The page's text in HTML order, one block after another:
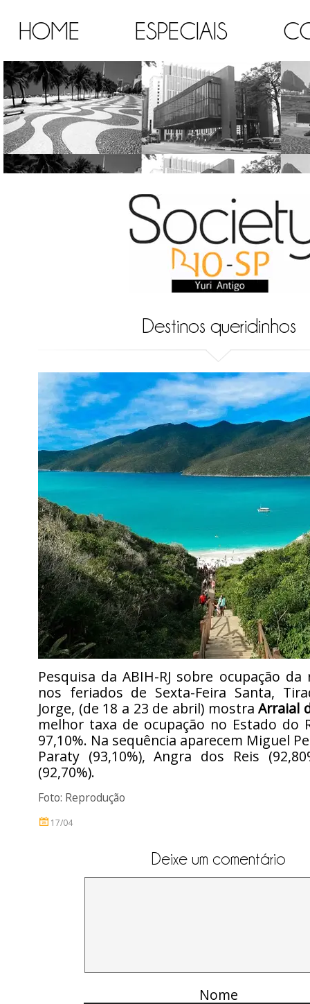
HOME ESPECIAIS
Destinos queridinhos
Pesquisa da ABIH-RJ sobre ocupação
nos feriados de Sexta-Feira Santa,
Jorge, (de 18 a 23 de abril) mostraArraial
melhor taxa de ocupação no Estado do
97,10%. Na sequência aparecem Miguel
Paraty (93,10%), Angra dos Reis
(92,70%).
Foto: Reprodução
17/04
Deixe um comentário
Nome